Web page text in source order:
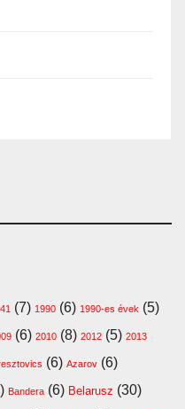
(7) 1990 (6) 1990-es évek (5)
(6) 2010 (8) 2012 (5) 2013
(6) Azarov (6)
Bandera (6) Belarusz (30)